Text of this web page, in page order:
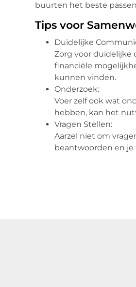
buurten het beste
Tips voor
Duidelijke
Zorg voor duidelijke
financiële
kunnen vinden.
Onderzoek:
Voer zelf ook wat
hebben, kan het
Vragen Stellen:
Aarzel niet om
beantwoorden en je